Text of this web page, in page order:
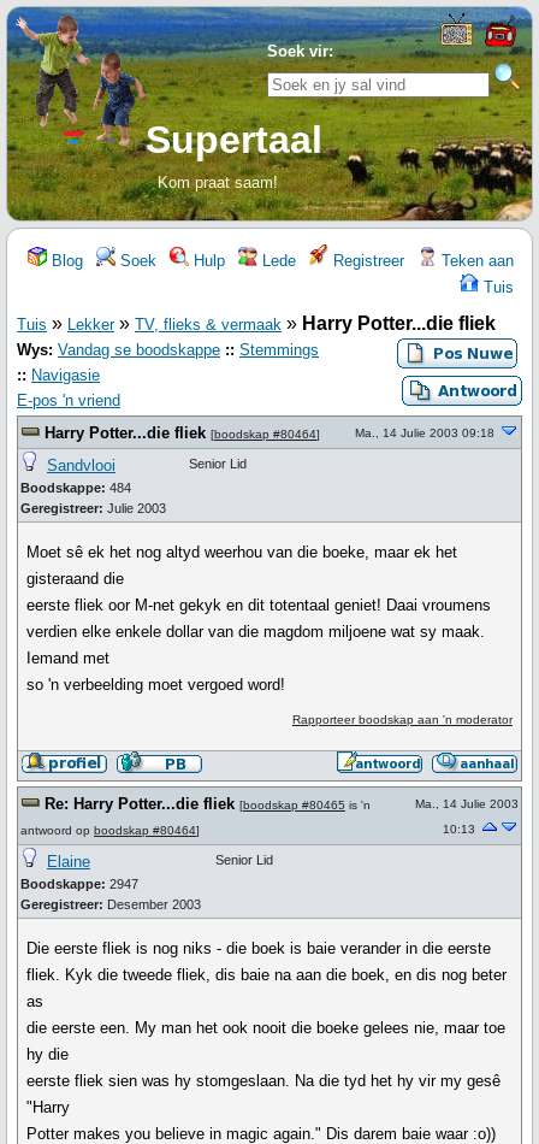
Soek vir:
Supertaal
Kom praat saam!
Blog Soek Hulp Lede Registreer
Teken aan
Tuis
Tuis » Lekker» TV, flieks & vermaak » Harry Potter...die fliek
Wys: Vandag se boodskappe :: Stemmings
:: Navigasie
E-pos 'n vriend
Harry Potter...die fliek [boodskap #80464] Ma., 14 Julie 2003 09:18
Sandvlooi
Boodskappe: 484
Geregistreer: Julie 2003
Senior Lid
Moet sê ek het nog altyd weerhou van die boeke, maar ek het
gisteraand die
eerste fliek oor M-net gekyk en dit totentaal geniet! Daai vroumens
verdien elke enkele dollar van die magdom miljoene wat sy maak.
Iemand met
so 'n verbeelding moet vergoed word!
Rapporteer boodskap aan 'n moderator
Re: Harry Potter...die fliek [boodskap #80465 is 'n
antwoord op boodskap #80464]
Ma., 14 Julie 2003
10:13
Elaine
Boodskappe: 2947
Geregistreer: Desember 2003
Senior Lid
Die eerste fliek is nog niks - die boek is baie verander in die eerste
fliek. Kyk die tweede fliek, dis baie na aan die boek, en dis nog beter
as
die eerste een. My man het ook nooit die boeke gelees nie, maar toe
hy die
eerste fliek sien was hy stomgeslaan. Na die tyd het hy vir my gesê
"Harry
Potter makes you believe in magic again." Dis darem baie waar :o))